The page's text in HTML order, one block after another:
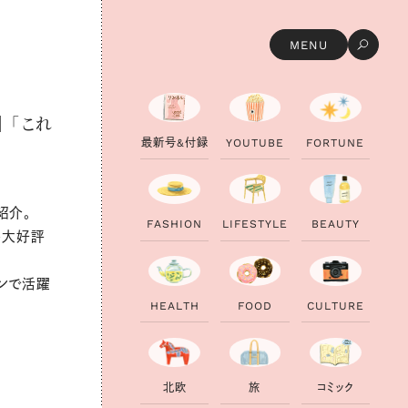
MENU
これ
。
大好評
で活躍
最新号&付録 YOUTU B E FORTU N E
FAS H ION LI FESTYLE B EAUTY
H EALTH FOOD CU LTU RE
北欧 旅 コ ミ ック